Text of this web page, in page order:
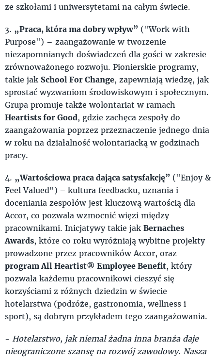
ze szkołami i uniwersytetami na całym świecie.
3. „Praca, która ma dobry wpływ” ("Work with
Purpose") – zaangażowanie w tworzenie
niezapomnianych doświadczeń dla gości w zakresie
zrównoważonego rozwoju. Pionierskie programy,
takie jak School For Change, zapewniają wiedzę, jak
sprostać wyzwaniom środowiskowym i społecznym.
Grupa promuje także wolontariat w ramach
Heartists for Good, gdzie zachęca zespoły do
zaangażowania poprzez przeznaczenie jednego dnia
w roku na działalność wolontariacką w godzinach
pracy.
4. „Wartościowa praca dająca satysfakcję” ("Enjoy &
Feel Valued") – kultura feedbacku, uznania i
doceniania zespołów jest kluczową wartością dla
Accor, co pozwala wzmocnić więzi między
pracownikami. Inicjatywy takie jak Bernaches
Awards, które co roku wyróżniają wybitne projekty
prowadzone przez pracowników Accor, oraz
program All Heartist® Employee Benefit, który
pozwala każdemu pracownikowi cieszyć się
korzyściami z różnych dziedzin w świecie
hotelarstwa (podróże, gastronomia, wellness i
sport), są dobrym przykładem tego zaangażowania.
- Hotelarstwo, jak niemal żadna inna branża daje
nieograniczone szansę na rozwój zawodowy. Nasza